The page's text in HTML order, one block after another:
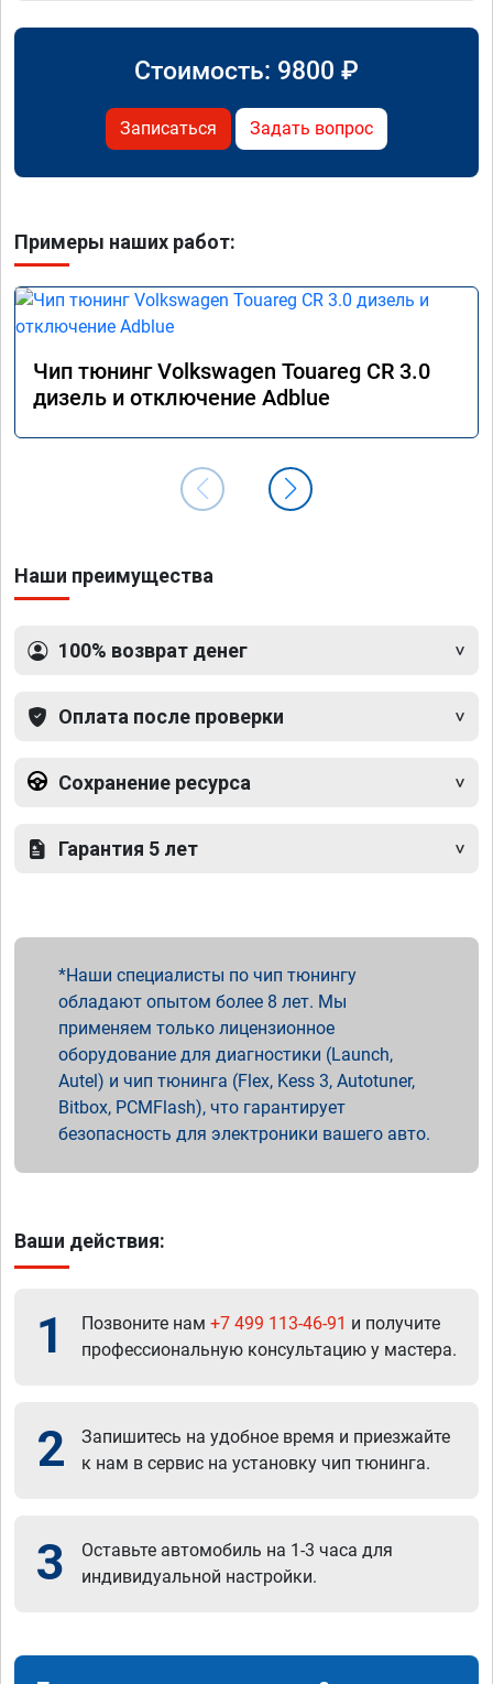
Стоимость: 9800 ₽
Записаться Задать вопрос
Примеры наших работ:
Чип тюнинг Volkswagen Touareg CR 3.0
дизель и отключение Adblue
Наши преимущества
100% возврат денег
Оплата после проверки
Сохранение ресурса
Гарантия 5 лет
Наши специалисты по чип тюнингу
обладают опытом более 8 лет. Мы
применяем только лицензионное
оборудование для диагностики (Launch,
Autel) и чип тюнинга (Flex, Kess 3, Autotuner,
Bitbox, PCMFlash), что гарантирует
безопасность для электроники вашего авто.
Ваши действия:
1 Позвоните нам +7 499 113-46-91 и получите
профессиональную консультацию у мастера.
2
Запишитесь на удобное время и приезжайте
к нам в сервис на установку чип тюнинга.
3
Оставьте автомобиль на 1-3 часа для
индивидуальной настройки.